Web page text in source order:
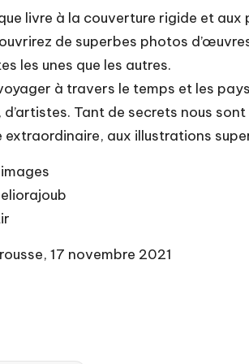
livre à la couverture rigide et
de superbes photos
les unes que les autres.
à travers le temps et les
Tant de secrets nous
extraordinaire, aux illustrations
17 novembre 2021